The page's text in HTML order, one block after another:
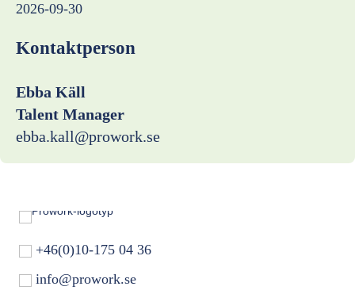
2026-09-30
Kontaktperson
Ebba Käll
Talent Manager
ebba.kall@prowork.se
+46(0)10-175 04 36
info@prowork.se